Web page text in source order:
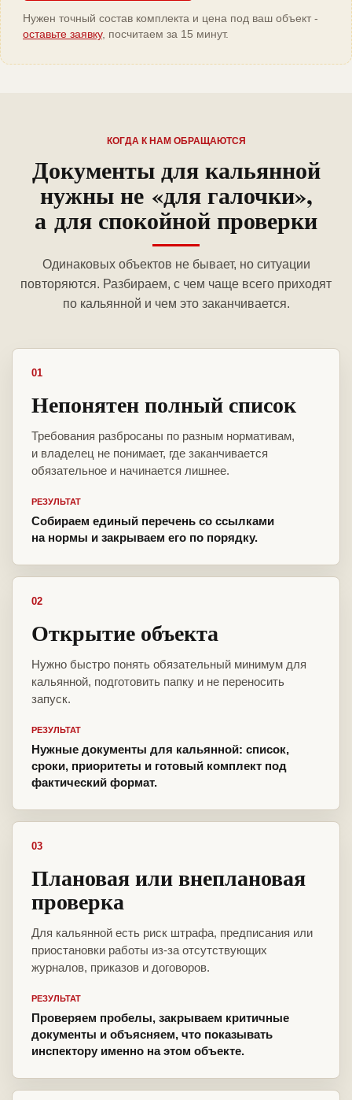
Нужен точный состав комплекта и цена под ваш объект -
оставьте заявку, посчитаем за 15 минут.
КОГДА К НАМ ОБРАЩАЮТСЯ
Документы для кальянной
нужны не «для галочки»,
а для спокойной проверки
Одинаковых объектов не бывает, но ситуации
повторяются. Разбираем, с чем чаще всего приходят
по кальянной и чем это заканчивается.
01
Непонятен полный список
Требования разбросаны по разным нормативам,
и владелец не понимает, где заканчивается
обязательное и начинается лишнее.
РЕЗУЛЬТАТ
Собираем единый перечень со ссылками
на нормы и закрываем его по порядку.
02
Открытие объекта
Нужно быстро понять обязательный минимум для
кальянной, подготовить папку и не переносить
запуск.
РЕЗУЛЬТАТ
Нужные документы для кальянной: список,
сроки, приоритеты и готовый комплект под
фактический формат.
03
Плановая или внеплановая
проверка
Для кальянной есть риск штрафа, предписания или
приостановки работы из-за отсутствующих
журналов, приказов и договоров.
РЕЗУЛЬТАТ
Проверяем пробелы, закрываем критичные
документы и объясняем, что показывать
инспектору именно на этом объекте.